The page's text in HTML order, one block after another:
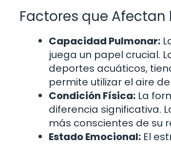
Factores que
Capacidad Pulmonar:
juega un papel crucial.
deportes acuáticos,
permite utilizar el aire
Condición Física: La
diferencia significativa.
más conscientes de su
Estado Emocional: El